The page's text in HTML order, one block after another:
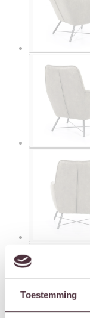
Toestemming
Deze website